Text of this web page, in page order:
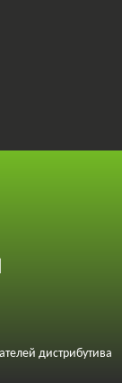
дистрибутива